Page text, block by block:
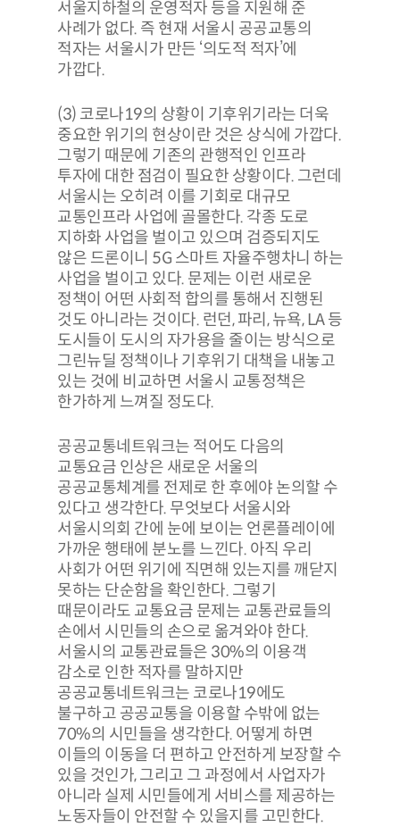
서울지하철의 운영적자 등을 지원해 준
사례가 없다. 즉 현재 서울시 공공교통의
적자는 서울시가 만든 ‘의도적 적자’에
가깝다.
(3) 코로나19의 상황이 기후위기라는 더욱
중요한 위기의 현상이란 것은 상식에 가깝다.
그렇기 때문에 기존의 관행적인 인프라
투자에 대한 점검이 필요한 상황이다. 그런데
서울시는 오히려 이를 기회로 대규모
교통인프라 사업에 골몰한다. 각종 도로
지하화 사업을 벌이고 있으며 검증되지도
않은 드론이니 5G 스마트 자율주행차니 하는
사업을 벌이고 있다. 문제는 이런 새로운
정책이 어떤 사회적 합의를 통해서 진행된
것도 아니라는 것이다. 런던, 파리, 뉴욕, LA 등
도시들이 도시의 자가용을 줄이는 방식으로
그린뉴딜 정책이나 기후위기 대책을 내놓고
있는 것에 비교하면 서울시 교통정책은
한가하게 느껴질 정도다.
공공교통네트워크는 적어도 다음의
교통요금 인상은 새로운 서울의
공공교통체계를 전제로 한 후에야 논의할 수
있다고 생각한다. 무엇보다 서울시와
서울시의회 간에 눈에 보이는 언론플레이에
가까운 행태에 분노를 느낀다. 아직 우리
사회가 어떤 위기에 직면해 있는지를 깨닫지
못하는 단순함을 확인한다. 그렇기
때문이라도 교통요금 문제는 교통관료들의
손에서 시민들의 손으로 옮겨와야 한다.
서울시의 교통관료들은 30%의 이용객
감소로 인한 적자를 말하지만
공공교통네트워크는 코로나19에도
불구하고 공공교통을 이용할 수밖에 없는
70%의 시민들을 생각한다. 어떻게 하면
이들의 이동을 더 편하고 안전하게 보장할 수
있을 것인가, 그리고 그 과정에서 사업자가
아니라 실제 시민들에게 서비스를 제공하는
노동자들이 안전할 수 있을지를 고민한다.